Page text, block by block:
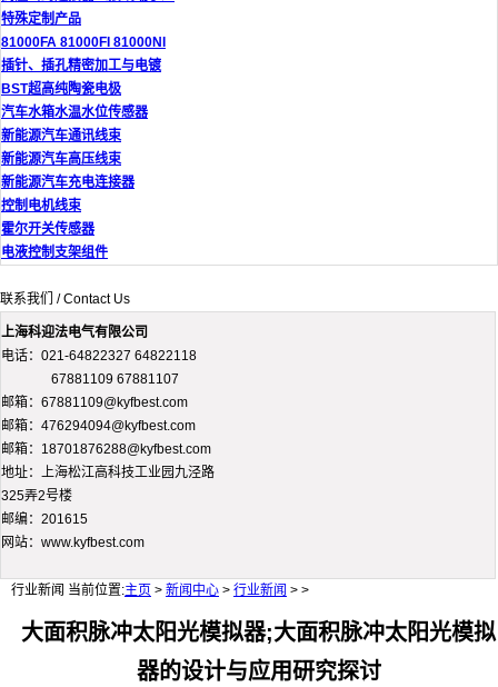
特殊定制产品
81000FA 81000FI 81000NI
插针、插孔精密加工与电镀
BST超高纯陶瓷电极
汽车水箱水温水位传感器
新能源汽车通讯线束
新能源汽车高压线束
新能源汽车充电连接器
控制电机线束
霍尔开关传感器
电液控制支架组件
联系我们 / Contact Us
上海科迎法电气有限公司
电话：021-64822327 64822118
67881109 67881107
邮箱：67881109@kyfbest.com
邮箱：476294094@kyfbest.com
邮箱：18701876288@kyfbest.com
地址：上海松江高科技工业园九泾路
325弄2号楼
邮编：201615
网站：www.kyfbest.com
行业新闻 当前位置:主页 > 新闻中心 > 行业新闻 > >
大面积脉冲太阳光模拟器;大面积脉冲太阳光模拟
器的设计与应用研究探讨